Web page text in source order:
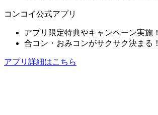
コンコイ公式アプリ
アプリ限定特典やキャンペーン実施！
合コン・おみコンがサクサク決まる！
アプリ詳細はこちら